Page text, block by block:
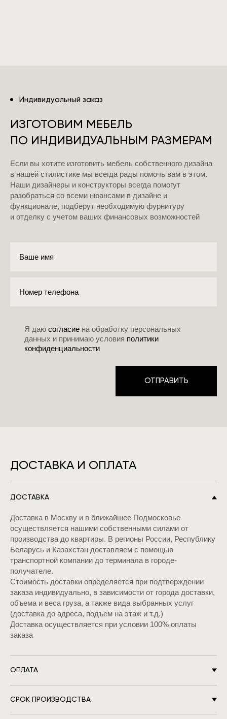
Индивидуальный заказ
Если вы хотите изготовить мебель собственного дизайна
в нашей стилистике мы всегда рады помочь вам в этом.
Наши дизайнеры и конструкторы всегда помогут
разобраться со всеми нюансами в дизайне и
функционале, подберут необходимую фурнитуру
и отделку с учетом ваших финансовых возможностей
ИЗГОТОВИМ МЕБЕЛЬ
ПО ИНДИВИДУАЛЬНЫМ РАЗМЕРАМ
Ваше имя
Номер телефона
Я даю согласие на обработку персональных
данных и принимаю условия политики
конфиденциальности
ОТПРАВИТЬ
ДОСТАВКА И ОПЛАТА
ДОСТАВКА
Доставка в Москву и в ближайшее Подмосковье
осуществляется нашими собственными силами от
производства до квартиры. В регионы России, Республику
Беларусь и Казахстан доставляем с помощью
транспортной компании до терминала в городе-
получателе.
Стоимость доставки определяется при подтверждении
заказа индивидуально, в зависимости от города доставки,
объема и веса груза, а также вида выбранных услуг
(доставка до адреса, подъем на этаж и т.д.)
Доставка осуществляется при условии 100% оплаты
заказа
ОПЛАТА
СРОК ПРОИЗВОДСТВА